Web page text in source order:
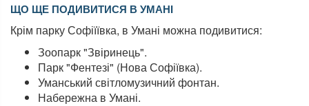
ЩО ЩЕ ПОДИВИТИСЯ В УМАНІ
Крім парку Софіїївка, в Умані можна подивитися:
Зоопарк "Звіринець".
Парк "Фентезі" (Нова Софіївка).
Уманський світломузичний фонтан.
Набережна в Умані.